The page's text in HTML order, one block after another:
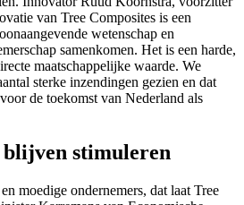
van Tree Composites is een
wetenschap en
samenkomen. Het is een harde,
maatschappelijke waarde. We
sterke inzendingen gezien en dat
de toekomst van Nederland als
stimuleren
moedige ondernemers, dat laat Tree